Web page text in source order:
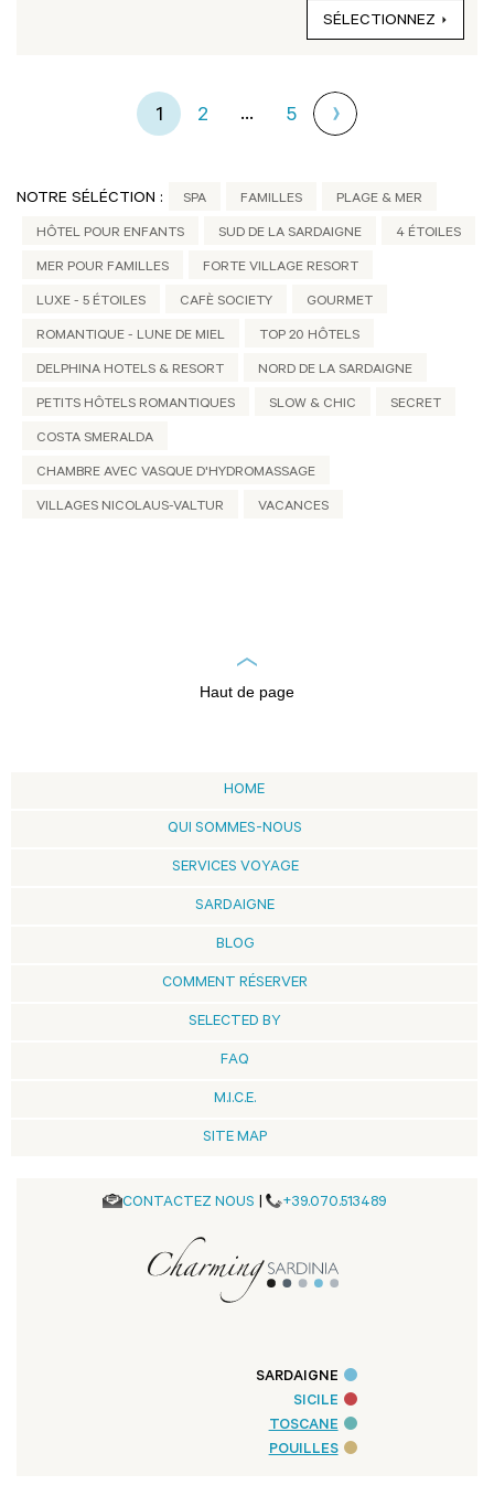
SÉLECTIONNEZ
1 2 ... 5
NOTRE SÉLÉCTION : SPA FAMILLES PLAGE & MER
HÔTEL POUR ENFANTS SUD DE LA SARDAIGNE 4 ÉTOILES
MER POUR FAMILLES FORTE VILLAGE RESORT
LUXE - 5 ÉTOILES CAFÈ SOCIETY GOURMET
ROMANTIQUE - LUNE DE MIEL TOP 20 HÔTELS
DELPHINA HOTELS & RESORT NORD DE LA SARDAIGNE
PETITS HÔTELS ROMANTIQUES SLOW & CHIC SECRET
COSTA SMERALDA
CHAMBRE AVEC VASQUE D'HYDROMASSAGE
VILLAGES NICOLAUS-VALTUR VACANCES
Haut de page
HOME
QUI SOMMES-NOUS
SERVICES VOYAGE
SARDAIGNE
BLOG
COMMENT RÉSERVER
SELECTED BY
FAQ
M.I.C.E.
SITE MAP
CONTACTEZ NOUS | +39.070.513489
SARDAIGNE
SICILE
TOSCANE
POUILLES